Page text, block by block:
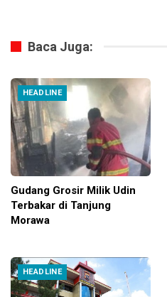
Baca Juga:
HEADLINE
Gudang Grosir Milik Udin
Terbakar di Tanjung
Morawa
HEADLINE